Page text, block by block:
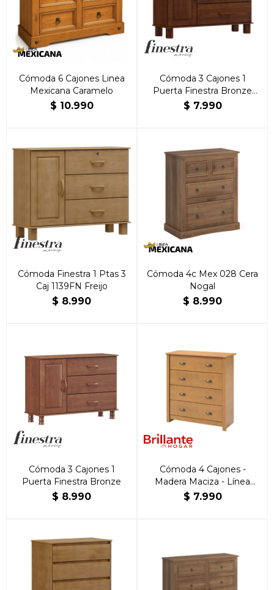
Cómoda 6 Cajones Linea
Mexicana Caramelo
$ 10.990
Cómoda 3 Cajones 1
Puerta Finestra Bronze
Imbuia
$ 7.990
Cómoda Finestra 1 Ptas 3
Caj 1139FN Freijo
$ 8.990
Cómoda 4c Mex 028 Cera
Nogal
$ 8.990
Cómoda 3 Cajones 1
Puerta Finestra Bronze
$ 8.990
Cómoda 4 Cajones -
Madera Maciza - Línea
Colonial - Freijo
$ 7.990